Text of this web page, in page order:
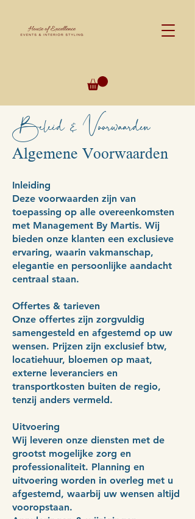
Beleid & Voorwaarden
Algemene Voorwaarden
Inleiding
Deze voorwaarden zijn van
toepassing op alle overeenkomsten
met Management By Martis. Wij
bieden onze klanten een exclusieve
ervaring, waarin vakmanschap,
elegantie en persoonlijke aandacht
centraal staan.
Offertes & tarieven
Onze offertes zijn zorgvuldig
samengesteld en afgestemd op uw
wensen. Prijzen zijn exclusief btw,
locatiehuur, bloemen op maat,
externe leveranciers en
transportkosten buiten de regio,
tenzij anders vermeld.
Uitvoering
Wij leveren onze diensten met de
grootst mogelijke zorg en
professionaliteit. Planning en
uitvoering worden in overleg met u
afgestemd, waarbij uw wensen altijd
vooropstaan.